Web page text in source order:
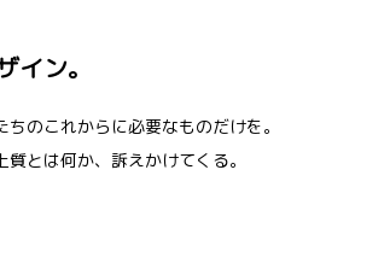
イン。
のこれからに必要なものだけを。
とは何か、訴えかけてくる。